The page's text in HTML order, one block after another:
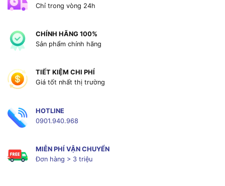
Chỉ trong vòng 24h
CHÍNH HÃNG 100%
Sản phẩm chính hãng
TIẾT KIỆM CHI PHÍ
Giá tốt nhất thị trường
HOTLINE
0901.940.968
MIỄN PHÍ VẬN CHUYỂN
Đơn hàng > 3 triệu